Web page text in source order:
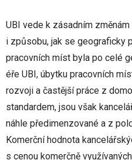
UBI vede k zásadním
i způsobu, jak se geograficky
pracovních míst byla po celé
éře UBI, úbytku pracovních
rozvoji a častější práce z
standardem, jsou však
náhle předimenzované a z
Komerční hodnota
s cenou komerčně